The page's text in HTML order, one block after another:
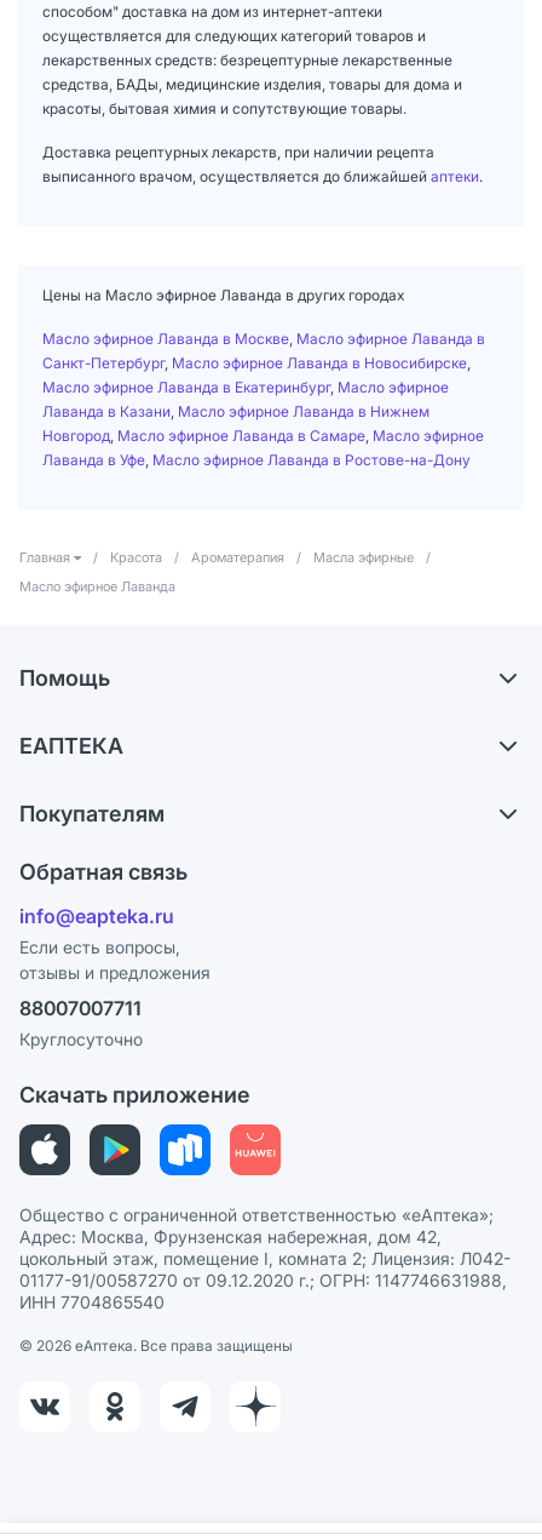
способом" доставка на дом из интернет-аптеки
осуществляется для следующих категорий товаров и
лекарственных средств: безрецептурные лекарственные
средства, БАДы, медицинские изделия, товары для дома и
красоты, бытовая химия и сопутствующие товары.
Доставка рецептурных лекарств, при наличии рецепта
выписанного врачом, осуществляется до ближайшей аптеки.
Цены на Масло эфирное Лаванда в других городах
Масло эфирное Лаванда в Москве Масло эфирное Лаванда в
Санкт-Петербург, Масло эфирное Лаванда в Новосибирске
Масло эфирное Лаванда в Екатеринбург, Масло эфирное
Лаванда в Казани Масло эфирное Лаванда в Нижнем
Новгород Масло эфирное Лаванда в Самаре Масло эфирное
Лаванда в Уфе Масло эфирное Лаванда в Ростове-на-Дону
Главная / Красота / Ароматерапия / Масла эфирные
/
Масло эфирное Лаванда
Помощь
Самовывоз из аптек
Ответы на вопросы
Блог
ЕАПТЕКА
Карьера
Поставщики
Лицензия
Реклама на сайте
Ваши товары на ЕАПТЕКЕ
Покупателям
Программа СберСпасибо
Политика конфиденциальности
Пользовательское соглашение
Политика рекомендаций
Этика и соответствие
Политика в отношении обработки персональных данных
Обратная связь
info@eapteka.ru
Если есть вопросы,
отзывы и предложения
88007007711
Круглосуточно
Скачать приложение
Общество с ограниченной ответственностью «еАптека»;
Адрес: Москва, Фрунзенская набережная, дом 42,
цокольный этаж, помещение I, комната 2; Лицензия: Л042-
01177-91/00587270 от 09.12.2020 г.; ОГРН: 1147746631988,
ИНН 7704865540
© 2026 eАптека. Все права защищены